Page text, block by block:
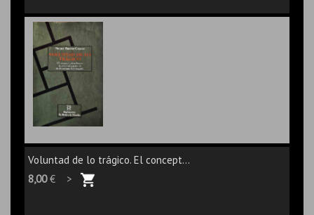
Voluntad de lo trágico. El concept...
8,00€ >